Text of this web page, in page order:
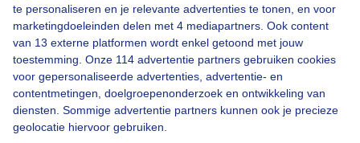
te personaliseren en je relevante advertenties te tonen, en voor
marketingdoeleinden delen met 4 mediapartners. Ook content
van 13 externe platformen wordt enkel getoond met jouw
toestemming. Onze 114 advertentie partners gebruiken cookies
voor gepersonaliseerde advertenties, advertentie- en
contentmetingen, doelgroepenonderzoek en ontwikkeling van
diensten. Sommige advertentie partners kunnen ook je precieze
geolocatie hiervoor gebruiken.
17:25 17:55 18:25 18:55 19:25 19:55 20:25
Mijn locaties